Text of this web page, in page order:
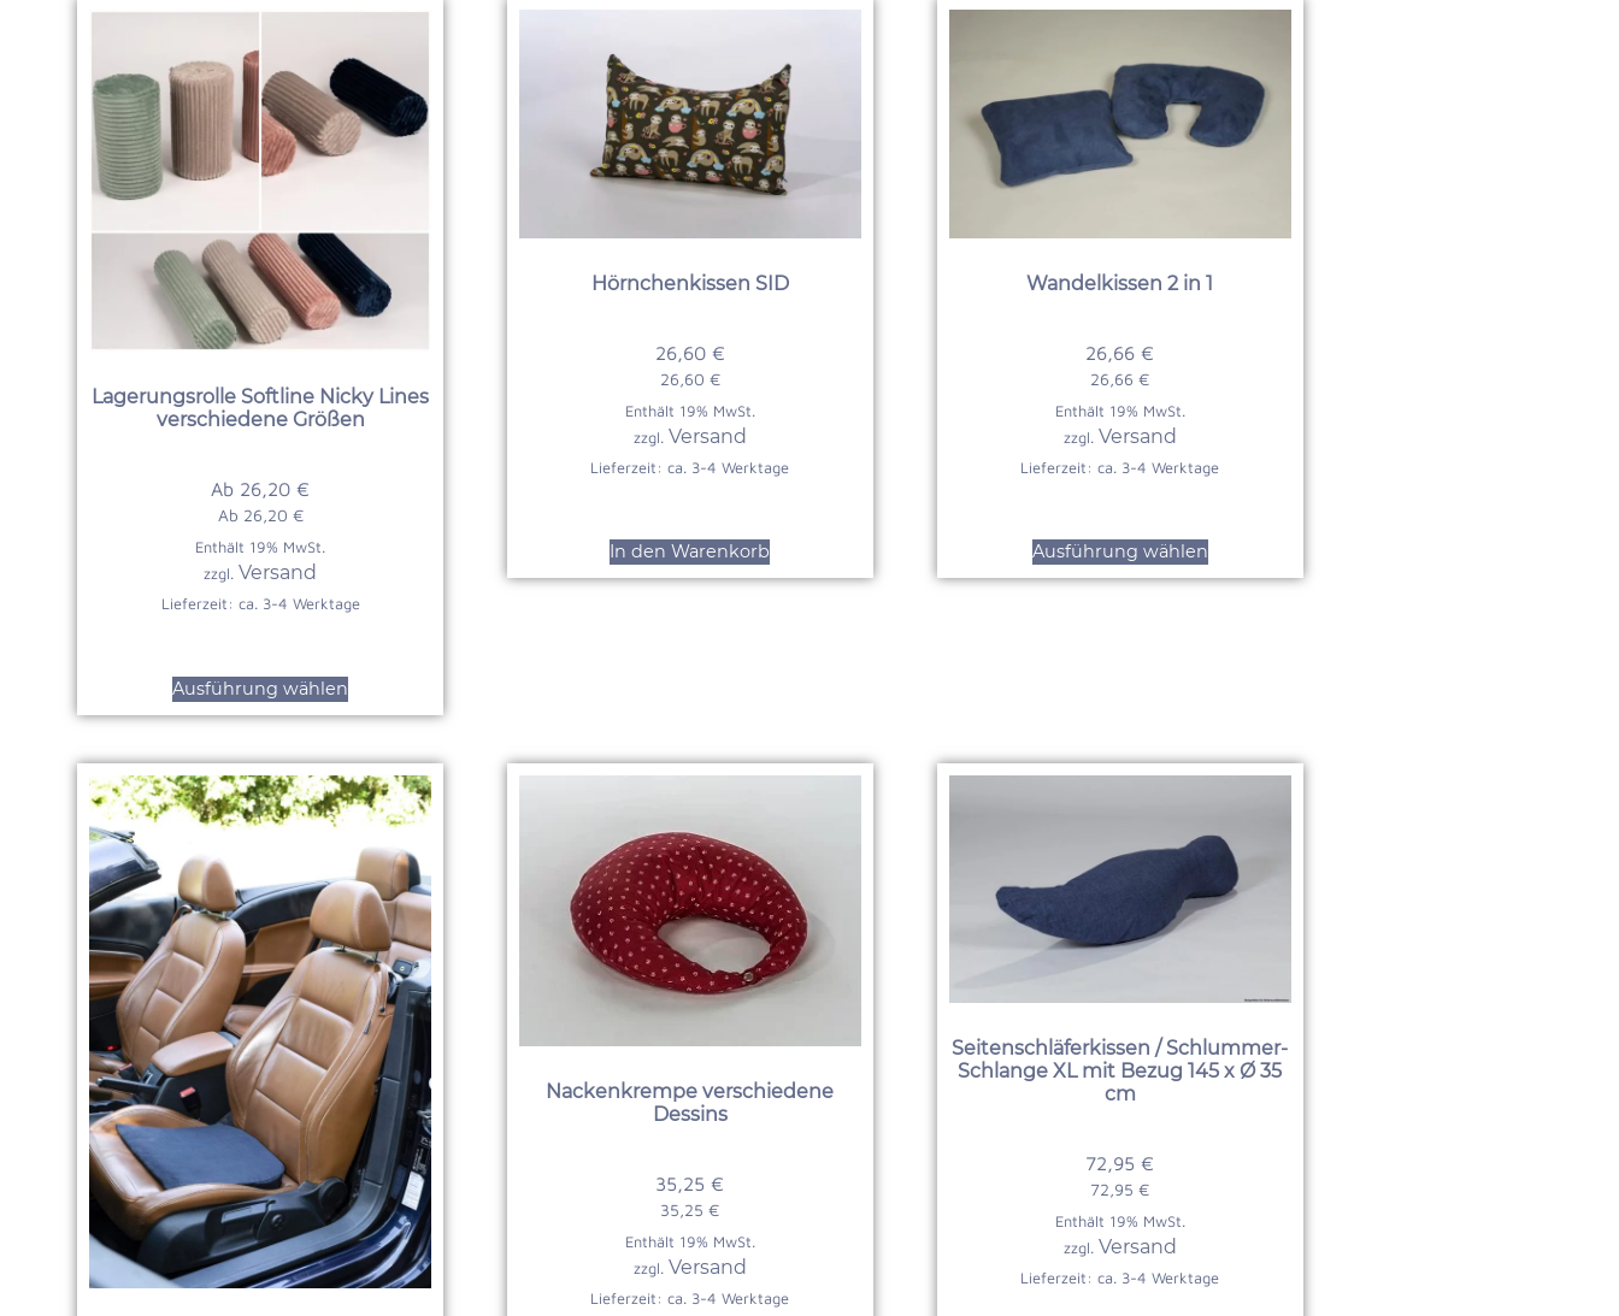
Lagerungsrolle Softline Nicky Lines
verschiedene Größen
Ab 26,20€
Ab 26,20 €
Enthält 19% MwSt.
zzgl. Versand
Lieferzeit: ca. 3-4 Werktage
Ausführung wählen
Hörnchenkissen SID
26,60 €
26,60 €
Enthält 19% MwSt.
zzgl. Versand
Lieferzeit: ca. 3-4 Werktage
In den Warenkorb
Wandelkissen 2 in 1
26,66€
26,66€
Enthält 19% MwSt.
zzgl. Versand
Lieferzeit: ca. 3-4 Werktage
Ausführung wählen
Nackenkrempe verschiedene
Dessins
35,25€
35,25€
Enthält 19% MwSt.
zzgl. Versand
Lieferzeit: ca. 3-4 Werktage
Seitenschläferkissen / Schlummer-
Schlange XL mit Bezug 145 x Ø 35
cm
72,95€
72,95€
Enthält 19% MwSt.
zzgl. Versand
Lieferzeit: ca. 3-4 Werktage